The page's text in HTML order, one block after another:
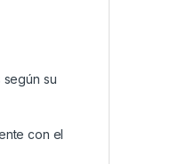
según su
con el